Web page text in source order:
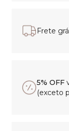
Frete
5% OFF
(exceto